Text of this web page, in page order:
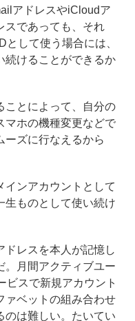
アドレスやiCloudア
スであっても、それ
して使う場合には、
続けることができるか
とによって、自分の
マホの機種変更などで
ーズに行なえるから
ンアカウントとして
生ものとして使い続け
レスを本人が記憶し
。月間アクティブユー
ビスで新規アカウント
ァベットの組み合わせ
のは難しい。たいてい